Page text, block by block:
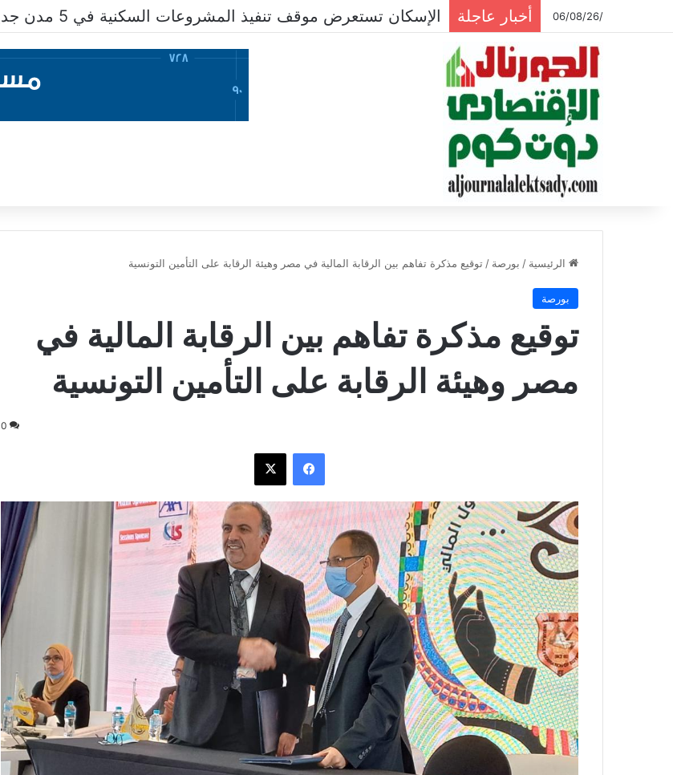
/06/08/26 أخبار عاجلة “مدينة مصر” تسند أعمالاً بـ 462.79 مليون جنيه لـ”النصر للأعمال المدنية”
الرئيسية / بورصة / توقيع مذكرة تفاهم بين الرقابة المالية في مصر وهيئة الرقابة على التأمين التونسية
بورصة
توقيع مذكرة تفاهم بين الرقابة المالية في
مصر وهيئة الرقابة على التأمين التونسية
0
فيسبوك ‫X